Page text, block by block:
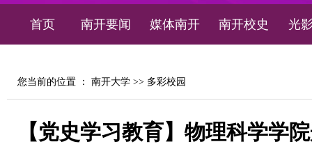
首页 南开要闻 媒体南开 南开校史 光
您当前的位置 ： 南开大学 >> 多彩校园
【党史学习教育】物理科学学